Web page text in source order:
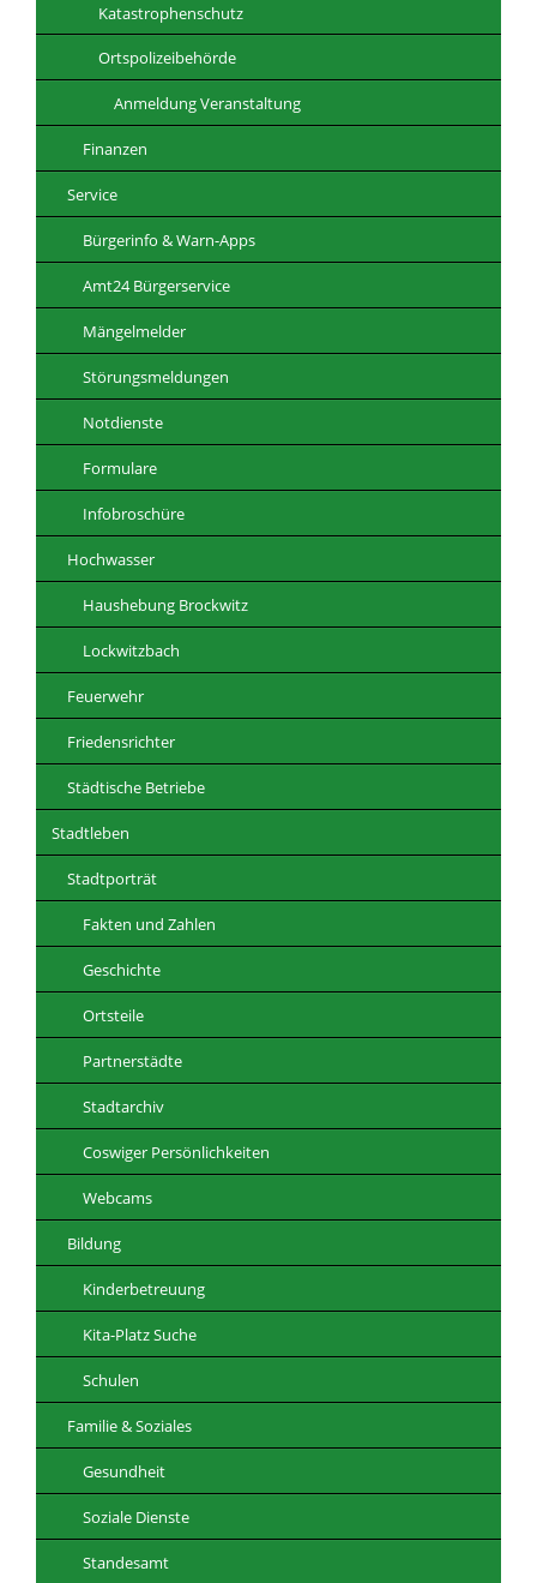
Katastrophenschutz
Ortspolizeibehörde
Anmeldung Veranstaltung
Finanzen
Service
Bürgerinfo & Warn-Apps
Amt24 Bürgerservice
Mängelmelder
Störungsmeldungen
Notdienste
Formulare
Infobroschüre
Hochwasser
Haushebung Brockwitz
Lockwitzbach
Feuerwehr
Friedensrichter
Städtische Betriebe
Stadtleben
Stadtporträt
Fakten und Zahlen
Geschichte
Ortsteile
Partnerstädte
Stadtarchiv
Coswiger Persönlichkeiten
Webcams
Bildung
Kinderbetreuung
Kita-Platz Suche
Schulen
Familie & Soziales
Gesundheit
Soziale Dienste
Standesamt